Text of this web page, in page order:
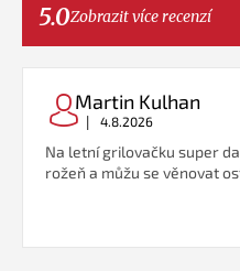
5.0Zobrazit více recenzí
Martin Kulhan
| 4.8.2026
Na letní grilovačku super
rožeň a můžu se věnovat